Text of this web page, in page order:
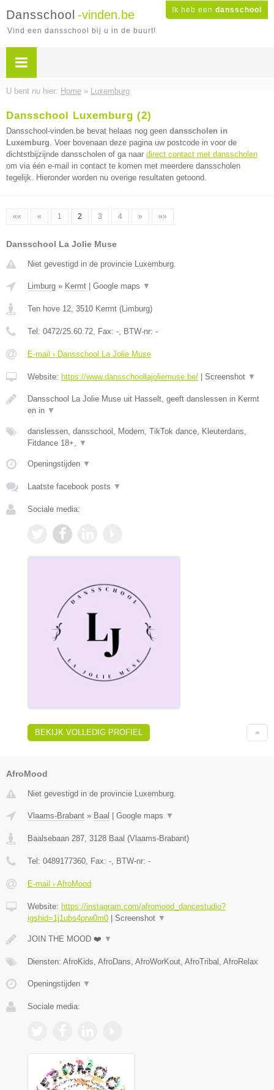
Ik heb een dansschool
Dansschool -vinden.be
Vind een dansschool bij u in de buurt!
U bent nu hier: Home » Luxemburg
Dansschool Luxemburg (2)
Dansschool-vinden.be bevat helaas nog geen dansscholen in
Luxemburg. Voer bovenaan deze pagina uw postcode in voor de
dichtstbijzijnde dansscholen of ga naar direct contact met dansscholen
om via één e-mail in contact te komen met meerdere dansscholen
tegelijk. Hieronder worden nu overige resultaten getoond.
«« « 1 2 3 4 » »»
Dansschool La Jolie Muse
Niet gevestigd in de provincie Luxemburg.
Limburg » Kermt Google maps ▼
Ten hove 12, 3510 Kermt (Limburg)
Tel: 0472/25.60.72, Fax: -, BTW-nr: -
E-mail › Dansschool La Jolie Muse
Website: https://www.dansschoollajoliemuse.be/ Screenshot ▼
Dansschool La Jolie Muse uit Hasselt, geeft danslessen in Kermt
en in ▼
danslessen, dansschool, Modern, TikTok dance, Kleuterdans,
Fitdance 18+, ▼
Openingstijden ▼
Laatste facebook posts ▼
Sociale media:
BEKIJK VOLLEDIG PROFIEL
AfroMood
Niet gevestigd in de provincie Luxemburg.
Vlaams-Brabant » Baal Google maps ▼
Baalsebaan 287, 3128 Baal (Vlaams-Brabant)
Tel: 0489177360, Fax: -, BTW-nr: -
E-mail › AfroMood
Website: https://instagram.com/afromood_dancestudio?
igshid=1j1ubs4prw0m0
Screenshot ▼
JOIN THE MOOD ❤️ ▼
Diensten: AfroKids, AfroDans, AfroWorKout, AfroTribal, AfroRelax
Openingstijden ▼
Sociale media: